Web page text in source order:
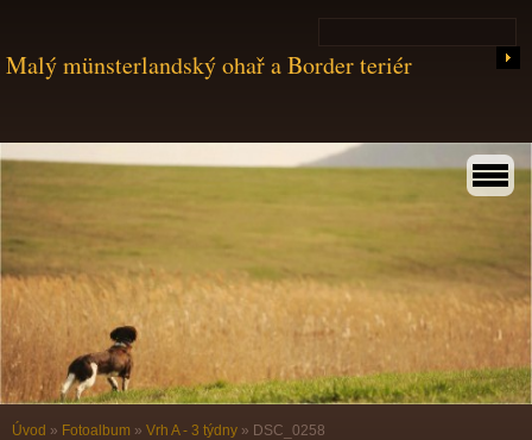
Malý münsterlandský ohař a Border teriér
Úvod » Fotoalbum » Vrh A - 3 týdny » DSC_0258